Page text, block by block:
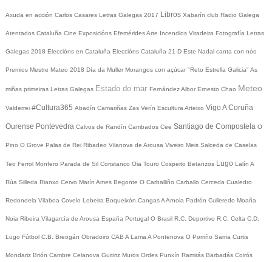
Axuda en acción Carlos Casares Letras Galegas 2017 Libros Xabarín club Radio Galega
Atentados Cataluña Cine Exposicións EfeméridesArte Incendios Viradeira Fotografía Letras
Galegas 2018 Eleccións en Cataluña Eleccións Cataluña 21-D Este Nadal canta con nós
Premios Mestre Mateo 2018 Día da Muller Morangos con açúcar "Reto Estrella Galicia" As
miñas primeiras Letras Galegas Estado do mar Fernández Albor Ernesto Chao Meteo
Valderrei #Cultura365 Abadín Camariñas Zas Verín Escultura Arteixo Vigo A Coruña
Ourense Pontevedra Calvos de Randín Cambados Cee Santiago de Compostela O
Pino O Grove Palas de Rei Ribadeo Vilanova de Arousa Viveiro Meis Salceda de Caselas
Teo Ferrol Monfero Parada de Sil Coristanco Oia Touro Cospeito Betanzos Lugo Lalín A
Rúa Silleda Rianxo Cervo Marín Ames Begonte O Carballiño Carballo Cerceda Cualedro
Redondela Vilaboa Covelo Lobeira Boqueixón CangasA Arnoia Padrón Culleredo Moaña
Noia Ribeira Vilagarcía de Arousa España Portugal O Brasil R.C. Deportivo R.C. Celta C.D.
Lugo Fútbol C.B. Breogán Obradoiro CAB A Lama A Pontenova O Porriño Sarria Curtis
Mondariz Brión Cambre Celanova Guitiriz Muros Ordes Punxín Ramirás Barbadás Coirós